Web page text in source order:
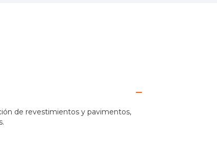
de revestimientos y pavimentos,